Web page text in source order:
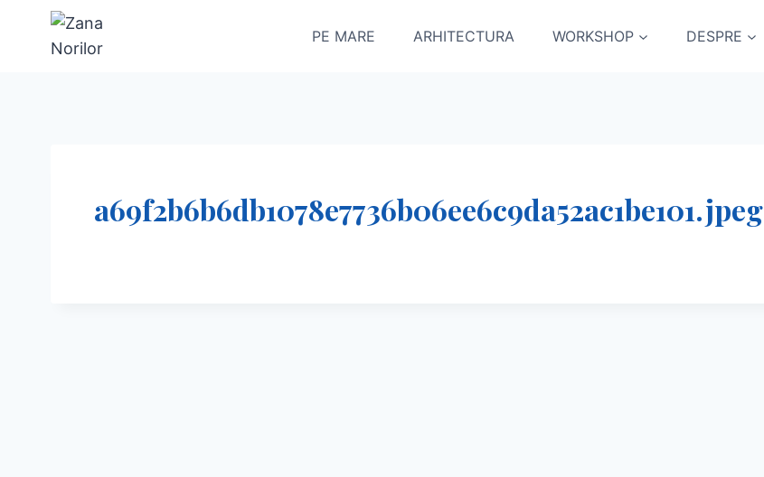
PE MARE ARHITECTURA WORKSHOP DESPRE
a69f2b6b6db1078e7736b06ee6c9da52ac1be101.jpeg